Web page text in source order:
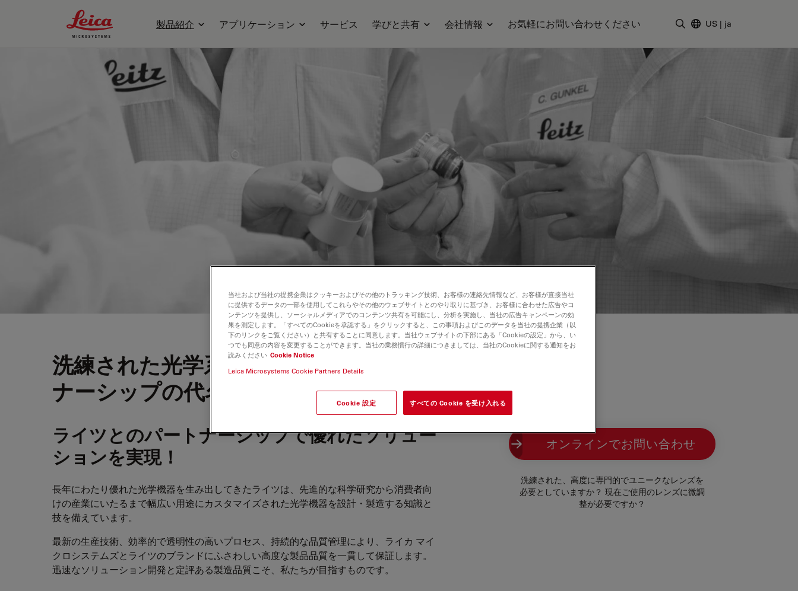
Leica Microsystems Logo
製品紹介 アプリケーション サービス 学びと共有 会社情報 お気軽にお問い合わせください US | ja
洗練された光学系: ライツ – OEMパート
ナーシップの代名詞
ライツとのパートナーシップで優れたソリュー
ションを実現！
長年にわたり優れた光学機器を生み出してきたライツは、先進的な科学研究から消費者向
けの産業にいたるまで幅広い用途にカスタマイズされた光学機器を設計・製造する知識と
技を備えています。
最新の生産技術、効率的で透明性の高いプロセス、持続的な品質管理により、ライカ マイ
クロシステムズとライツのブランドにふさわしい高度な製品品質を一貫して保証します。
迅速なソリューション開発と定評ある製造品質こそ、私たちが目指すものです。
オンラインでお問い合わせ
洗練された、高度に専門的でユニークなレンズを
必要としていますか？ 現在ご使用のレンズに微調
整が必要ですか？
当社および当社の提携企業はクッキーおよびその他のトラッキング技術、お客様の連絡先情報など、お客様が直接当社
に提供するデータの一部を使用してこれらやその他のウェブサイトとのやり取りに基づき、お客様に合わせた広告やコ
ンテンツを提供し、ソーシャルメディアでのコンテンツ共有を可能にし、分析を実施し、当社の広告キャンペーンの効
果を測定します。「すべてのCookieを承認する」をクリックすると、この事項およびこのデータを当社の提携企業（以
下のリンクをご覧ください）と共有することに同意します。当社ウェブサイトの下部にある「Cookieの設定」から、い
つでも同意の内容を変更することができます。当社の業務慣行の詳細につきましては、当社のCookieに関する通知をお
読みください Cookie Notice
Leica Microsystems Cookie Partners Details
Cookie 設定 すべての Cookie を受け入れる